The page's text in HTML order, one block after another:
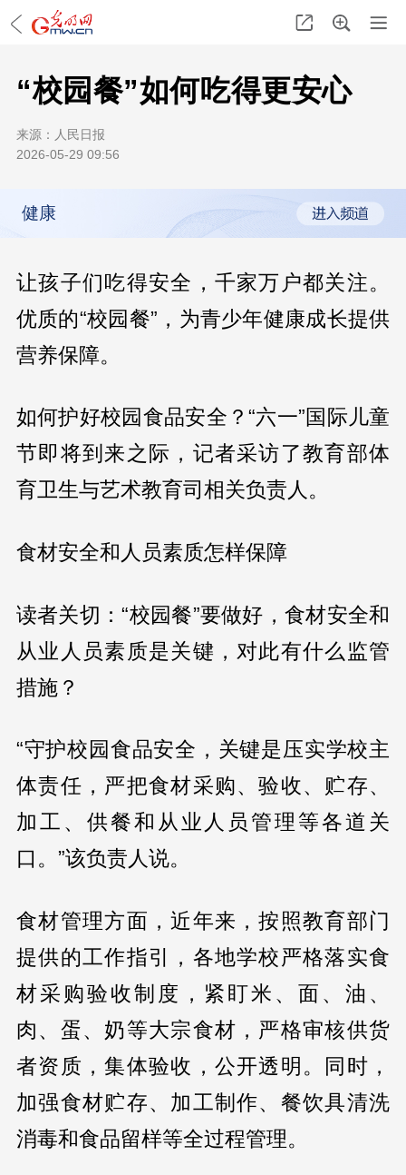
“校园餐”如何吃得更安心
来源： 人民日报
2026-05-29 09:56
健康
让孩子们吃得安全，千家万户都关注。
优质的“校园餐”，为青少年健康成长提供
营养保障。
如何护好校园食品安全？“六一”国际儿童
节即将到来之际，记者采访了教育部体
育卫生与艺术教育司相关负责人。
食材安全和人员素质怎样保障
读者关切：“校园餐”要做好，食材安全和
从业人员素质是关键，对此有什么监管
措施？
“守护校园食品安全，关键是压实学校主
体责任，严把食材采购、验收、贮存、
加工、供餐和从业人员管理等各道关
口。”该负责人说。
食材管理方面，近年来，按照教育部门
提供的工作指引，各地学校严格落实食
材采购验收制度，紧盯米、面、油、
肉、蛋、奶等大宗食材，严格审核供货
者资质，集体验收，公开透明。同时，
加强食材贮存、加工制作、餐饮具清洗
消毒和食品留样等全过程管理。